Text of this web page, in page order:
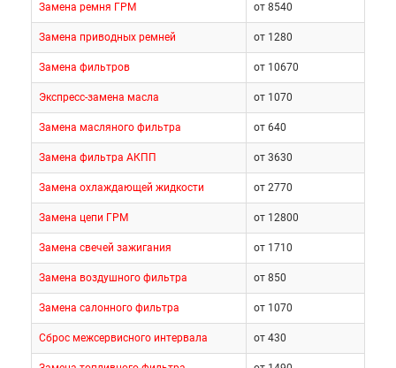
Замена ремня ГРМ от 8540
Замена приводных ремней от 1280
Замена фильтров от 10670
Экспресс-замена масла от 1070
Замена масляного фильтра от 640
Замена фильтра АКПП от 3630
Замена охлаждающей жидкости от 2770
Замена цепи ГРМ от 12800
Замена свечей зажигания от 1710
Замена воздушного фильтра от 850
Замена салонного фильтра от 1070
Сброс межсервисного интервала от 430